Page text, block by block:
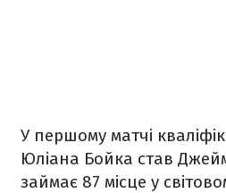
У першому матчі
Юліана Бойка став
займає 87 місце у